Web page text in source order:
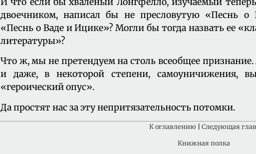
двоечником, написал бы не пресловутую «Песнь о
«Песнь о Ваде и Ицике»? Могли бы тогда назвать ее
литературы»?
Что ж, мы не претендуем на столь всеобщее
и даже, в некоторой степени, самоуничижения,
«героический опус».
Да простят нас за эту непритязательность потомки.
К оглавлению |Следующая
Книжная полка